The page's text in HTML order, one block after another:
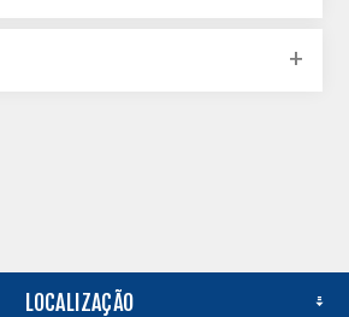
LOCALIZAÇÃO